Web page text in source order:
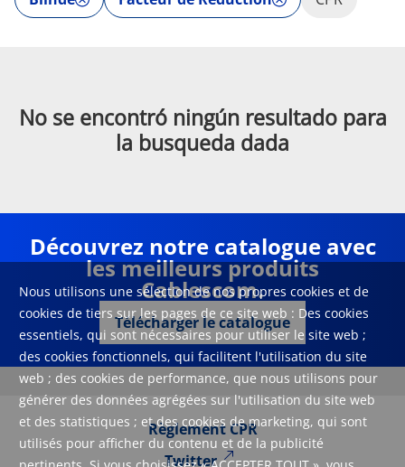
Nous utilisons une sélection de nos propres cookies et de
cookies de tiers sur les pages de ce site web : Des cookies
essentiels, qui sont nécessaires pour utiliser le site web ;
des cookies fonctionnels, qui facilitent l'utilisation du site
web ; des cookies de performance, que nous utilisons pour
générer des données agrégées sur l'utilisation du site web
et des statistiques ; et des cookies de marketing, qui sont
utilisés pour afficher du contenu et de la publicité
No se encontró ningún resultado para
la busqueda dada
Découvrez notre catalogue avec
les meilleurs produits
Cablescom.
Télécharger le catalogue
Règlement CPR
Twitter